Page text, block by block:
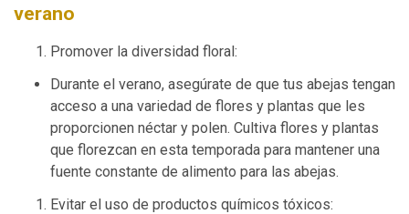
verano
Promover la diversidad floral:
Durante el verano, asegúrate de que tus abejas tengan
acceso a una variedad de flores y plantas que les
proporcionen néctar y polen. Cultiva flores y plantas
que florezcan en esta temporada para mantener una
fuente constante de alimento para las abejas.
Evitar el uso de productos químicos tóxicos: